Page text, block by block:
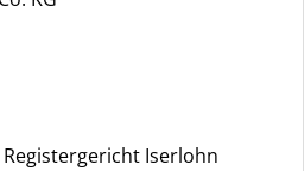
Iserlohn